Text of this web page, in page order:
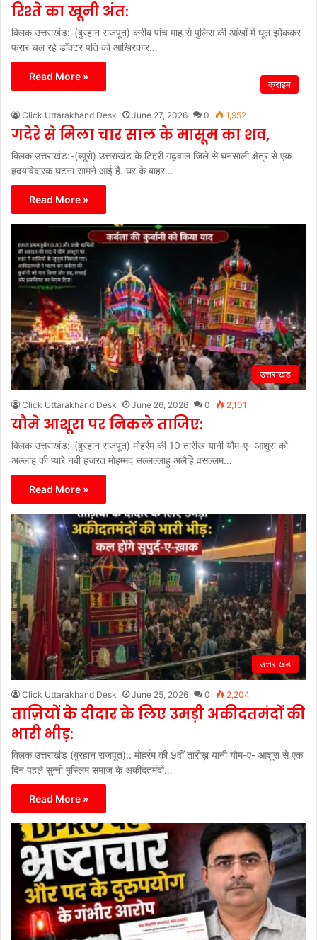
रिश्ते का खूनी अंत:
क्लिक उत्तराखंड:-(बुरहान राजपूत) करीब पांच माह से पुलिस की आंखों में धूल झोंककर
फरार चल रहे डॉक्टर पति को आखिरकार…
Read More »
क्राइम
Click Uttarakhand Desk June 27, 2026 0 1,952
गदेरे से मिला चार साल के मासूम का शव,
क्लिक उत्तराखंड:-(ब्यूरो) उत्तराखंड के टिहरी गढ़वाल जिले से घनसाली क्षेत्र से एक
हृदयविदारक घटना सामने आई है. घर के बाहर…
Read More »
उत्तराखंड
Click Uttarakhand Desk June 26, 2026 0 2,101
यौमे आशूरा पर निकले ताजिए:
क्लिक उत्तराखंड:-(बुरहान राजपूत) मोहर्रम की 10 तारीख यानी यौम-ए- आशूरा को
अल्लाह की प्यारे नबी हजरत मोहम्मद सल्लल्लाहु अलैहि वसल्लम…
Read More »
उत्तराखंड
Click Uttarakhand Desk June 25, 2026 0 2,204
ताज़ियों के दीदार के लिए उमड़ी अकीदतमंदों की
भारी भीड़:
क्लिक उत्तराखंड (बुरहान राजपूत):: मोहर्रम की 9वीं तारीख़ यानी यौम-ए- आशूरा से एक
दिन पहले सुन्नी मुस्लिम समाज के अकीदतमंदों…
Read More »